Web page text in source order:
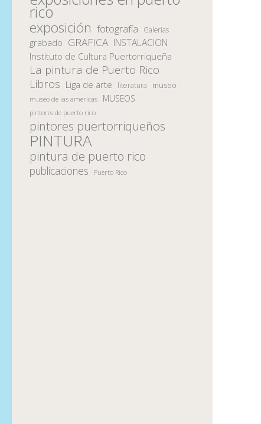
rico
exposición fotografía Galerias
grabado GRAFICA INSTALACION
Instituto de Cultura Puertorriqueña
La pintura de Puerto Rico
Libros Liga de arte literatura museo
museo de las americas MUSEOS
pintores de puerto rico
pintores puertorriqueños
PINTURA
pintura de puerto rico
publicaciones Puerto Rico